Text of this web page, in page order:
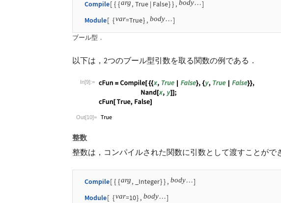
Compile[ { {arg, True | False}} , body…]
Module[ {var=True} , body…]
ブール型．
以下は，2つのブール型引数を取る関数の例である．
In[9]:=
Wolfram Language code:
Out[10]=
整数
整数は，コンパイルされた関数に引数として渡すことがで
Compile[ { {arg, _Integer}} , body…]
Module[ {var=10} , body…]